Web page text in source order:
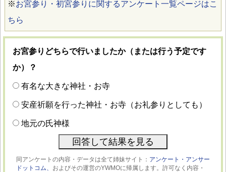
※お宮参り・初宮参りに関するアンケート一覧ページはこ
ちら
お宮参りどちらで行いましたか（または行う予定です
か）？
有名な大きな神社・お寺
安産祈願を行った神社・お寺（お礼参りとしても）
地元の氏神様
同アンケートの内容・データは全て姉妹サイト： アンケート・アンサー
ドットコム、 およびその運営のYWMOに帰属します。許可なく内容・